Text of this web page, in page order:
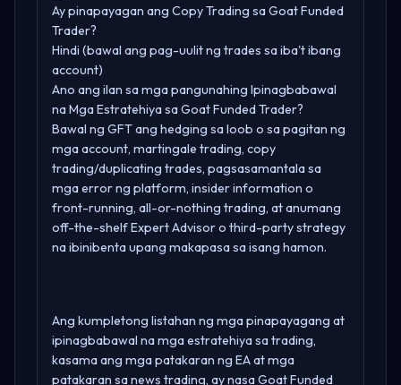
Ay pinapayagan ang Copy Trading sa Goat Funded
Trader?
Hindi (bawal ang pag-uulit ng trades sa iba't ibang
account)
Ano ang ilan sa mga pangunahing Ipinagbabawal
na Mga Estratehiya sa Goat Funded Trader?
Bawal ng GFT ang hedging sa loob o sa pagitan ng
mga account, martingale trading, copy
trading/duplicating trades, pagsasamantala sa
mga error ng platform, insider information o
front-running, all-or-nothing trading, at anumang
off-the-shelf Expert Advisor o third-party strategy
na ibinibenta upang makapasa sa isang hamon.
Ang kumpletong listahan ng mga pinapayagang at
ipinagbabawal na mga estratehiya sa trading,
kasama ang mga patakaran ng EA at mga
patakaran sa news trading, ay nasaGoat Funded